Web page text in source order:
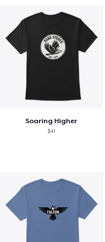
Soaring Higher
$41